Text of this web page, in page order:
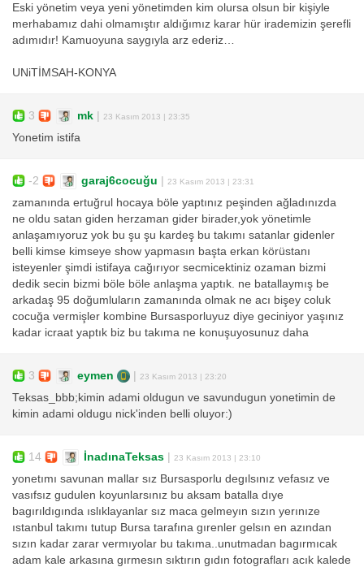
Eski yönetim veya yeni yönetimden kim olursa olsun bir kişiyle
merhabamız dahi olmamıştır aldığımız karar hür irademizin şerefli
adımıdır! Kamuoyuna saygıyla arz ederiz…
UNiTİMSAH-KONYA
3 mk | 23 Kasım 2013 | 23:35
Yonetim istifa
-2 garaj6cocuğu | 23 Kasım 2013 | 23:31
zamanında ertuğrul hocaya böle yaptınız peşinden ağladınızda
ne oldu satan giden herzaman gider birader,yok yönetimle
anlaşamıyoruz yok bu şu şu kardeş bu takımı satanlar gidenler
belli kimse kimseye show yapmasın başta erkan körüstanı
isteyenler şimdi istifaya cağırıyor secmicektiniz ozaman bizmi
dedik secin bizmi böle böle anlaşma yaptık. ne batallaymış be
arkadaş 95 doğumluların zamanında olmak ne acı bişey coluk
cocuğa vermişler kombine Bursasporluyuz diye geciniyor yaşınız
kadar icraat yaptık biz bu takıma ne konuşuyosunuz daha
3 eymen | 23 Kasım 2013 | 23:20
Teksas_bbb;kimin adami oldugun ve savundugun yonetimin de
kimin adami oldugu nick'inden belli oluyor:)
14 İnadınaTeksas | 23 Kasım 2013 | 23:10
yonetımı savunan mallar sız Bursasporlu degılsınız vefasız ve
vasıfsız gudulen koyunlarsınız bu aksam batalla dıye
bagırıldıgında ıslıklayanlar sız maca gelmeyın sızın yerınıze
ıstanbul takımı tutup Bursa tarafına gırenler gelsın en azından
sızın kadar zarar vermıyolar bu takıma..unutmadan bagırmıcak
adam kale arkasına gırmesın sıktırın gıdın fotografları acık kalede